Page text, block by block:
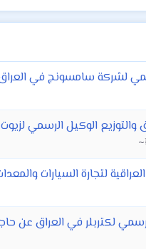
الوكيل الرسمي
لتجارة السيارات
لكتربلر في العراق